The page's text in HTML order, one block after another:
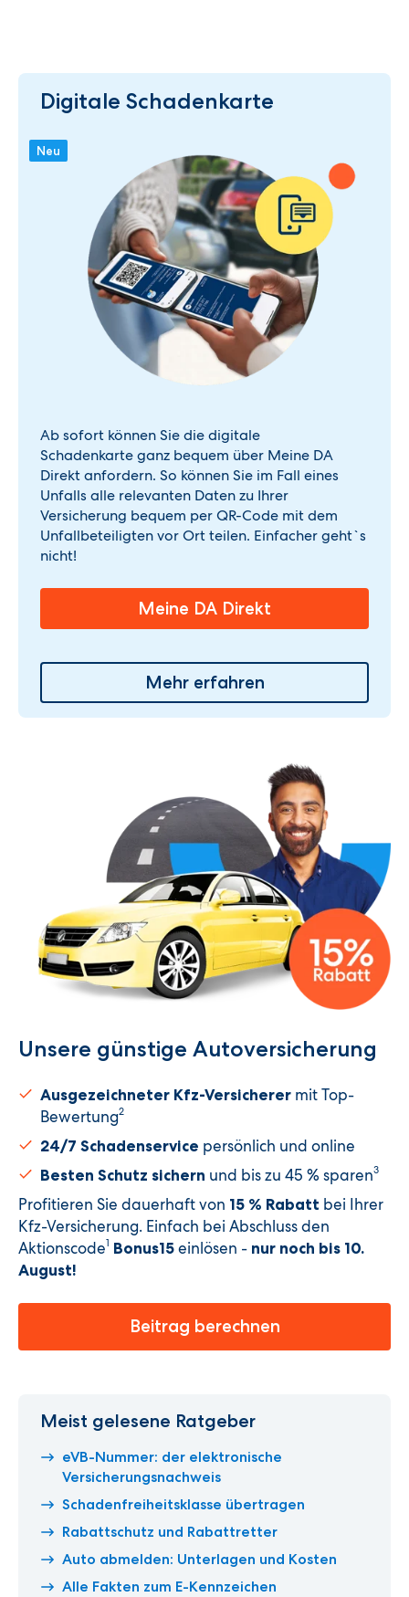
Digitale Schadenkarte
Neu
Ab sofort können Sie die digitale
Schadenkarte ganz bequem über Meine DA
Direkt anfordern. So können Sie im Fall eines
Unfalls alle relevanten Daten zu Ihrer
Versicherung bequem per QR-Code mit dem
Unfallbeteiligten vor Ort teilen. Einfacher geht`s
nicht!
Meine DA Direkt
Mehr erfahren
Unsere günstige Autoversicherung​
Ausgezeichneter Kfz-Versicherer mit Top-
Bewertung2
24/7 Schadenservice persönlich und online
Besten Schutz sichern und bis zu 45 % sparen3
Profitieren Sie dauerhaft von 15 % Rabatt bei Ihrer
Kfz-Versicherung. Einfach bei Abschluss den
Aktionscode1 Bonus15 einlösen - nur noch bis 10.
August!
Beitrag berechnen
Meist gelesene Ratgeber
eVB-Nummer: der elektronische
Versicherungsnachweis
Schadenfreiheitsklasse übertragen
Rabattschutz und Rabattretter
Auto abmelden: Unterlagen und Kosten
Alle Fakten zum E-Kennzeichen